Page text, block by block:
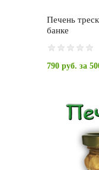
Печень
банке
790 руб. за